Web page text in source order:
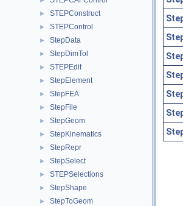
► STEPConstruct
► STEPControl
► StepData
► StepDimTol
► STEPEdit
► StepElement
► StepFEA
► StepFile
► StepGeom
► StepKinematics
► StepRepr
► StepSelect
► STEPSelections
► StepShape
► StepToGeom